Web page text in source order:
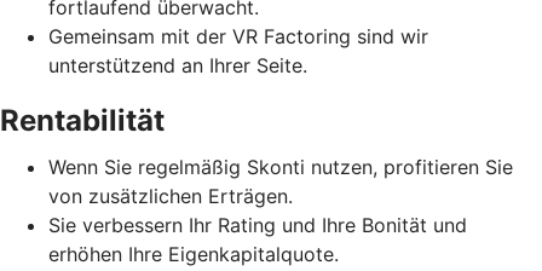
fortlaufend überwacht.
Gemeinsam mit der VR Factoring sind wir
unterstützend an Ihrer Seite.
Rentabilität
Wenn Sie regelmäßig Skonti nutzen, profitieren Sie
von zusätzlichen Erträgen.
Sie verbessern Ihr Rating und Ihre Bonität und
erhöhen Ihre Eigenkapitalquote.